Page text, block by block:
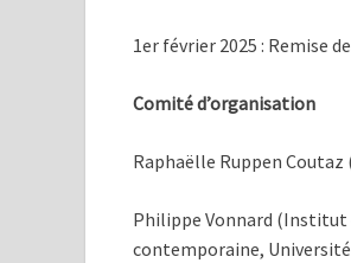
1er février 2025 : Remise
Comité d’organisation
Raphaëlle Ruppen
Philippe Vonnard (Institut
contemporaine,